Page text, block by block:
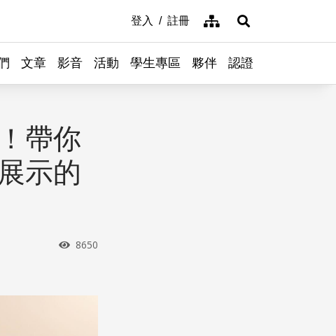
登入 註冊 網站導覽展開搜尋
文章 影音 活動 學生專區 夥伴 認證
帶你
示的
瀏覽次數
8650